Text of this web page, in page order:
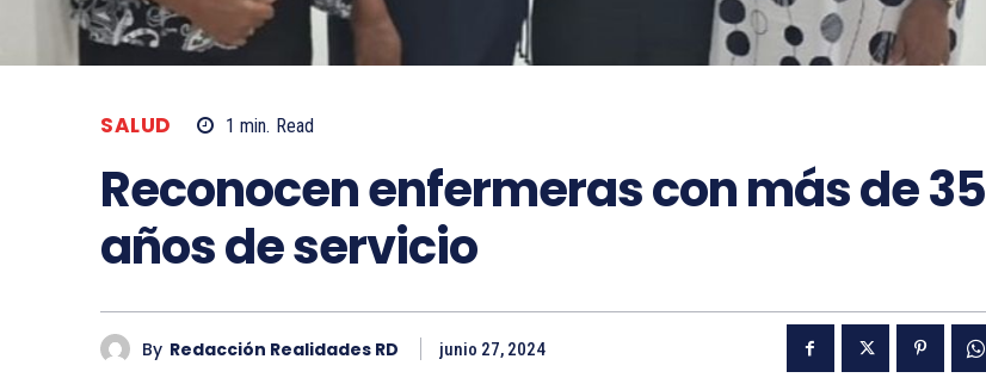
SALUD 1 min. Read
Reconocen enfermeras con más de 35
años de servicio
By Redacción Realidades RD junio 27, 2024